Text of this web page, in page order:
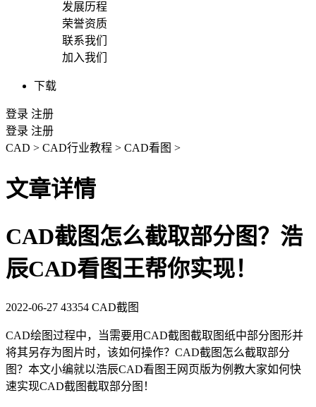
发展历程
荣誉资质
联系我们
加入我们
下载
登录 注册
登录 注册
CAD > CAD行业教程 > CAD看图 >
文章详情
CAD截图怎么截取部分图？浩
辰CAD看图王帮你实现！
2022-06-27 43354 CAD截图
CAD绘图过程中，当需要用CAD截图截取图纸中部分图形并
将其另存为图片时，该如何操作？ CAD截图怎么截取部分
图？本文小编就以浩辰CAD看图王网页版为例教大家如何快
速实现CAD截图截取部分图！